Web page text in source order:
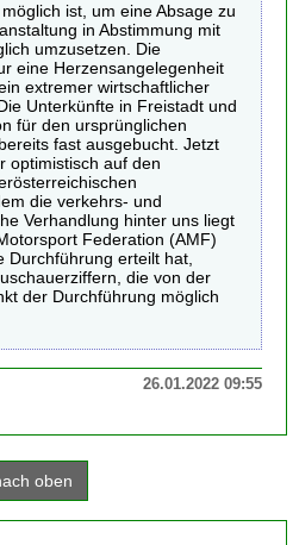
möglich ist, um eine Absage zu
in Abstimmung mit
umzusetzen. Die
eine Herzensangelegenheit
extremer wirtschaftlicher
Unterkünfte in Freistadt und
für den ursprünglichen
fast ausgebucht. Jetzt
optimistisch auf den
die verkehrs- und
Verhandlung hinter uns liegt
Federation (AMF)
Durchführung erteilt hat,
die von der
der Durchführung möglich
26.01.2022 09:55
oben